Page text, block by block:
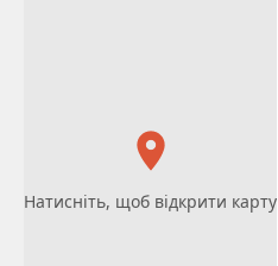
Натисніть, щоб відкрити карту